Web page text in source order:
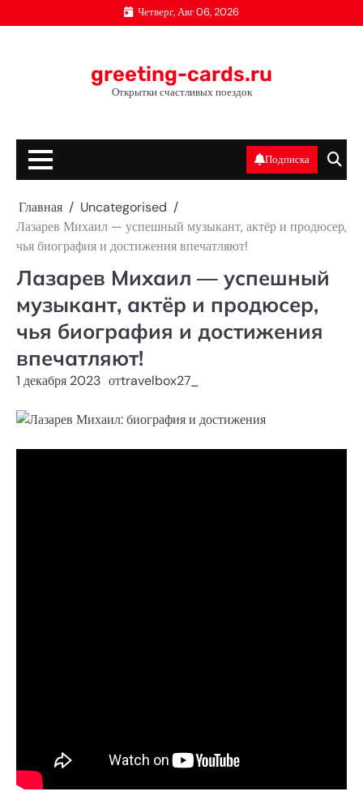
к
Четверг, Авг 06, 2026
greeting-cards.ru
Открытки счастливых поездок
Подписка
Главная
Uncategorised
Лазарев Михаил — успешный музыкант, актёр и продюсер,
чья биография и достижения впечатляют!
Лазарев Михаил — успешный
музыкант, актёр и продюсер,
чья биография и достижения
впечатляют!
1 декабря 2023 отtravelbox27_